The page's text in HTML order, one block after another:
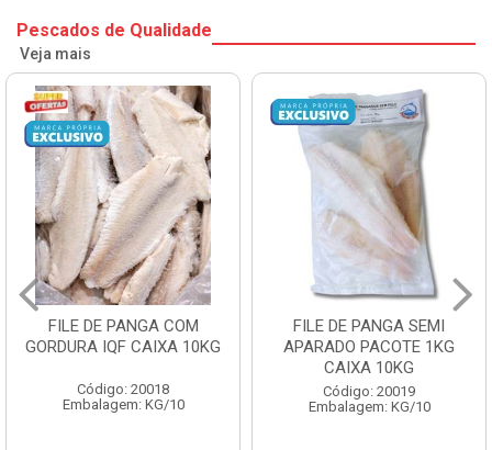
Pescados de Qualidade
Veja mais
FILE DE PANGA SEMI
APARADO PACOTE 1KG
Código: 20019
Embalagem: KG/10
POLACA DESFIADA
PESCAMARES PCT5KG
CX10KG
Código: 20161
Embalagem: KG/10